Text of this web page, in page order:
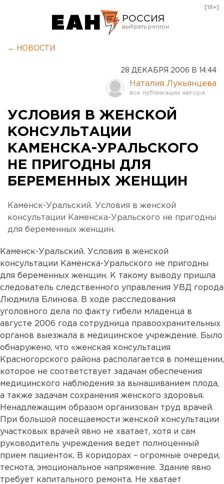
РОССИЯ
Оренбург
[18+]
← НОВОСТИ
28 ДЕКАБРЯ 2006 В 14:44
Наталия Лукьянцева
УСЛОВИЯ В ЖЕНСКОЙ
КОНСУЛЬТАЦИИ
КАМЕНСКА-УРАЛЬСКОГО
НЕ ПРИГОДНЫ ДЛЯ
БЕРЕМЕННЫХ ЖЕНЩИН
Каменск-Уральский. Условия в женской
консультации Каменска-Уральского не пригодны
для беременных женщин.
Каменск-Уральский. Условия в женской
консультации Каменска-Уральского не пригодны
для беременных женщин. К такому выводу пришла
следователь следственного управления УВД города
Людмила Блинова. В ходе расследования
уголовного дела по факту гибели младенца в
августе 2006 года сотрудница правоохранительных
органов выезжала в медицинское учреждение. Было
обнаружено, что «женская консультация
Красногорского района располагается в помещении,
которое не соответствует задачам обеспечения
медицинского наблюдения за вынашиванием плода,
а также задачам сохранения женского здоровья.
Ненадлежащим образом организован труд врачей.
При большой посещаемости женской консультации
участковых врачей явно не хватает, хотя и сам
руководитель учреждения ведет полноценный
прием пациенток. В коридорах – огромные очереди,
теснота, эмоциональное напряжение. Здание явно
требует капитального ремонта. Не хватает